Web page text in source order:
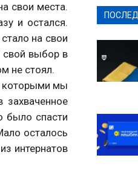
свои места.
и остался.
на свои
свой выбор в
не стоял.
которыми мы
было спасти
осталось
интернатов